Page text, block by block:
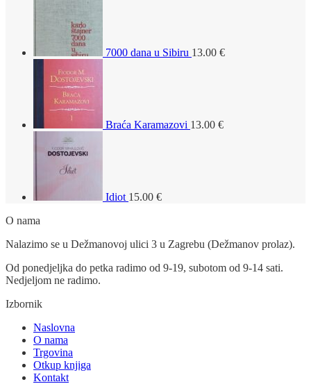
7000 dana u Sibiru 13.00 €
Braća Karamazovi 13.00 €
Idiot 15.00 €
O nama
Nalazimo se u Dežmanovoj ulici 3 u Zagrebu (Dežmanov prolaz).
Od ponedjeljka do petka radimo od 9-19, subotom od 9-14 sati.
Nedjeljom ne radimo.
Izbornik
Naslovna
O nama
Trgovina
Otkup knjiga
Kontakt